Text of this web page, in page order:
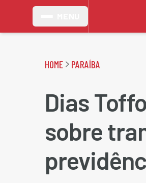
HOME PARAÍBA
Dias
sobre